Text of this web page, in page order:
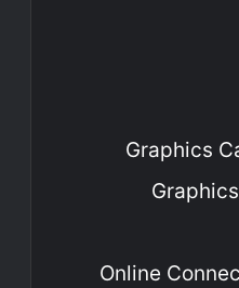
Graphics
Online